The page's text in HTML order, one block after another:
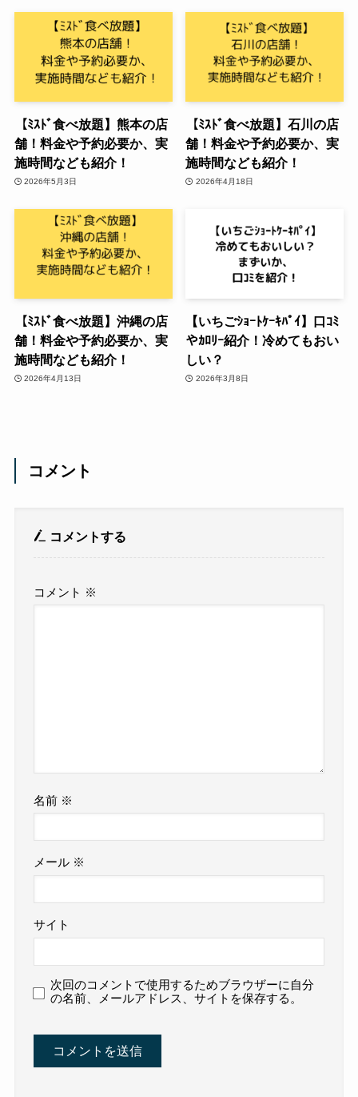
【ﾐｽﾄﾞ食べ放題】熊本の店
舗！料金や予約必要か、実
施時間なども紹介！
2026年5月3日
【ﾐｽﾄﾞ食べ放題】石川の店
舗！料金や予約必要か、実
施時間なども紹介！
2026年4月18日
【ﾐｽﾄﾞ食べ放題】沖縄の店
舗！料金や予約必要か、実
施時間なども紹介！
2026年4月13日
【いちごｼｮｰﾄｹｰｷﾊﾟｲ】口ｺﾐ
やｶﾛﾘｰ紹介！冷めてもおい
しい？
2026年3月8日
コメント
コメントする
コメント ※
名前 ※
メール ※
サイト
次回のコメントで使用するためブラウザーに自分
の名前、メールアドレス、サイトを保存する。